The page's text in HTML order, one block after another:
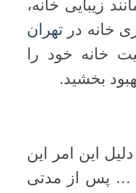
زیبایی خانه،
خانه در تهران
خانه خود را
بخشید.
این امر این
… پس از مدتی